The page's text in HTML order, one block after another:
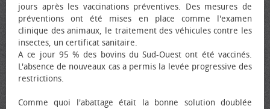
jours après les vaccinations préventives. Des mesures de
préventions ont été mises en place comme l'examen
clinique des animaux, le traitement des véhicules contre les
insectes, un certificat sanitaire.
A ce jour 95 % des bovins du Sud-Ouest ont été vaccinés.
L'absence de nouveaux cas a permis la levée progressive des
restrictions.
Comme quoi l'abattage était la bonne solution doublée